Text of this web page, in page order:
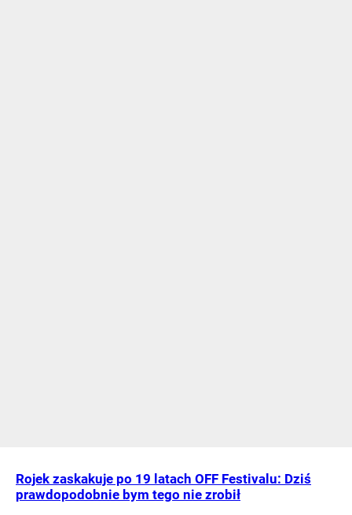
Rojek zaskakuje po 19 latach OFF Festivalu: Dziś
prawdopodobnie bym tego nie zrobił